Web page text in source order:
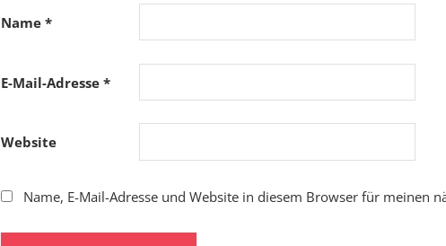
Name*
E-Mail-Adresse*
Website
Name, E-Mail-Adresse und Website in diesem Browser für meinen